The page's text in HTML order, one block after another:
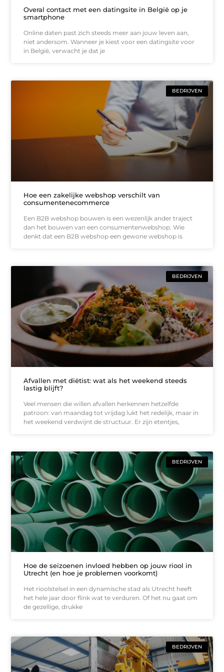
Overal contact met een datingsite in België op je
smartphone
Online daten past zich steeds meer aan jouw leven aan,
niet andersom. Wanneer je kiest voor een datingsite voor
in België, verwacht je dat je
BEDRIJVEN
Hoe een zakelijke webshop verschilt van
consumentenecommerce
Een B2B webshop bouwen is een wezenlijk ander traject
dan het bouwen van een consumentenwebshop. Wie
denkt dat een B2B webshop een gewone webshop is
BEDRIJVEN
Afvallen met diëtist: wat als het weekend steeds
lastig blijft?
Veel mensen die willen afvallen herkennen hetzelfde
patroon: van maandag tot vrijdag lukt het redelijk, maar in
het weekend verdwijnt de structuur. Er zijn etentjes,
BEDRIJVEN
Hoe de seizoenen invloed hebben op jouw riool in
Utrecht (en hoe je problemen voorkomt)
Het rioolstelsel in een dynamische stad als Utrecht heeft
het hele jaar door flink wat te verduren. Of het nu gaat om
de gezellige, drukke
BEDRIJVEN